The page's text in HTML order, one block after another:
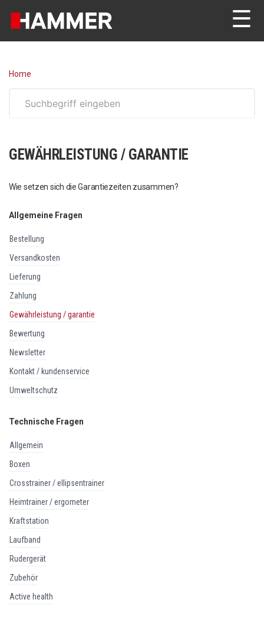
☰
Home
GEWÄHRLEISTUNG / GARANTIE
Wie setzen sich die Garantiezeiten zusammen?
Allgemeine Fragen
bestellung
versandkosten
lieferung
zahlung
gewährleistung / garantie
bewertung
newsletter
kontakt / kundenservice
umweltschutz
Technische Fragen
allgemein
boxen
crosstrainer / ellipsentrainer
heimtrainer / ergometer
kraftstation
laufband
rudergerät
zubehör
active health